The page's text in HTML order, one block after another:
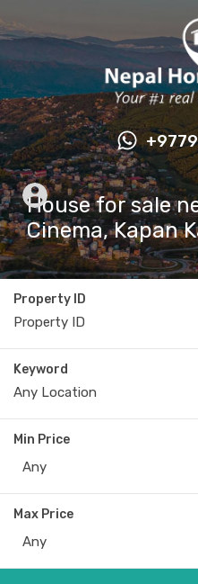
House for sale
Cinema, Kapan
Property ID
Keyword
Min Price
Any
Max Price
Any